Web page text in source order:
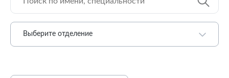
Выберите отделение